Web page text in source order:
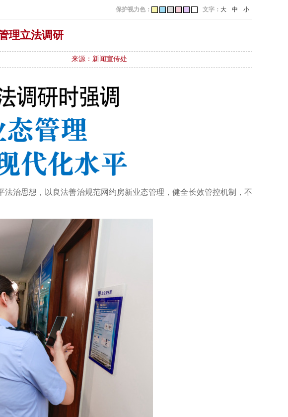
文字： 大 中 小
保护视力色：
理立法调研
来源：新闻宣传处
治思想，以良法善治规范网约房新业态管理，健全长效管控机制，不